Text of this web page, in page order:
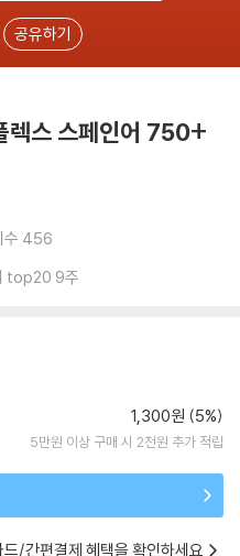
공유하기
렉스 스페인어 750+
수 456
top20 9주
1,300원 (5%)
5만원 이상 구매 시 2천원 추가 적립
드/간편결제 혜택을 확인하세요